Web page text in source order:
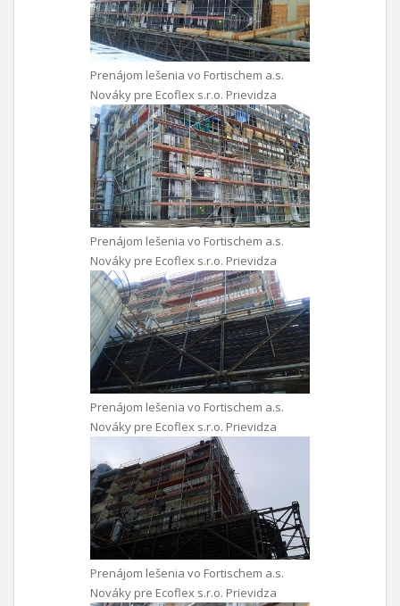
Prenájom lešenia vo Fortischem a.s.
Nováky pre Ecoflex s.r.o. Prievidza
Prenájom lešenia vo Fortischem a.s.
Nováky pre Ecoflex s.r.o. Prievidza
Prenájom lešenia vo Fortischem a.s.
Nováky pre Ecoflex s.r.o. Prievidza
Prenájom lešenia vo Fortischem a.s.
Nováky pre Ecoflex s.r.o. Prievidza